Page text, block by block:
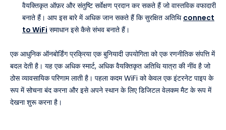
वैयक्तिकृत ऑफ़र और संतुष्टि सर्वेक्षण प्रदान कर सकते हैं जो वास्तविक वफादारी
बनाते हैं। आप इस बारे में अधिक जान सकते हैं कि सुरक्षित अतिथि connect
to WiFi समाधान इसे कैसे संभव बनाते हैं।
एक आधुनिक ऑनबोर्डिंग प्रक्रिया एक बुनियादी उपयोगिता को एक रणनीतिक संपत्ति में
बदल देती है। यह एक अधिक स्मार्ट, अधिक वैयक्तिकृत अतिथि यात्रा की नींव है जो
ठोस व्यावसायिक परिणाम लाती है। पहला कदम WiFi को केवल एक इंटरनेट पाइप के
रूप में सोचना बंद करना और इसे अपने स्थान के लिए डिजिटल वेलकम मैट के रूप में
देखना शुरू करना है।